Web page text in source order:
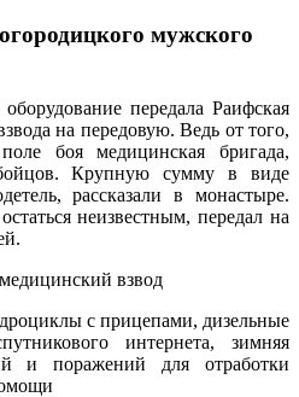
мужского
передала Раифская
на передовую. Ведь от того,
боя медицинская бригада,
Крупную сумму в виде
рассказали в монастыре.
неизвестным, передал на
медицинский взвод
с прицепами, дизельные
интернета, зимняя
и поражений для отработки